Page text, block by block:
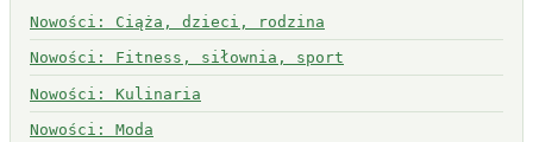
Nowości: Ciąża, dzieci, rodzina
Nowości: Fitness, siłownia, sport
Nowości: Kulinaria
Nowości: Moda